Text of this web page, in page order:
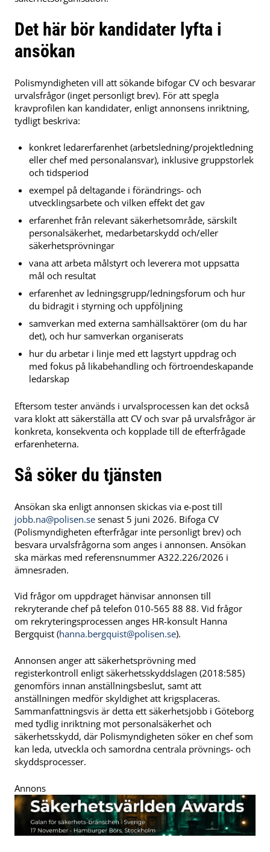
Det här bör kandidater lyfta i
ansökan
Polismyndigheten vill att sökande bifogar CV och besvarar
urvalsfrågor (inget personligt brev). För att spegla
kravprofilen kan kandidater, enligt annonsens inriktning,
tydligt beskriva:
konkret ledarerfarenhet (arbetsledning/projektledning
eller chef med personalansvar), inklusive gruppstorlek
och tidsperiod
exempel på deltagande i förändrings- och
utvecklingsarbete och vilken effekt det gav
erfarenhet från relevant säkerhetsområde, särskilt
personalsäkerhet, medarbetarskydd och/eller
säkerhetsprövningar
vana att arbeta målstyrt och leverera mot uppsatta
mål och resultat
erfarenhet av ledningsgrupp/ledningsforum och hur
du bidragit i styrning och uppföljning
samverkan med externa samhällsaktörer (om du har
det), och hur samverkan organiserats
hur du arbetar i linje med ett lagstyrt uppdrag och
med fokus på likabehandling och förtroendeskapande
ledarskap
Eftersom tester används i urvalsprocessen kan det också
vara klokt att säkerställa att CV och svar på urvalsfrågor är
konkreta, konsekventa och kopplade till de efterfrågade
erfarenheterna.
Så söker du tjänsten
Ansökan ska enligt annonsen skickas via e-post till
jobb.na@polisen.se senast 5 juni 2026. Bifoga CV
(Polismyndigheten efterfrågar inte personligt brev) och
besvara urvalsfrågorna som anges i annonsen. Ansökan
ska märkas med referensnummer A322.226/2026 i
ämnesraden.
Vid frågor om uppdraget hänvisar annonsen till
rekryterande chef på telefon 010-565 88 88. Vid frågor
om rekryteringsprocessen anges HR-konsult Hanna
Bergquist (hanna.bergquist@polisen.se).
Annonsen anger att säkerhetsprövning med
registerkontroll enligt säkerhetsskyddslagen (2018:585)
genomförs innan anställningsbeslut, samt att
anställningen medför skyldighet att krigsplaceras.
Sammanfattningsvis är detta ett säkerhetsjobb i Göteborg
med tydlig inriktning mot personalsäkerhet och
säkerhetsskydd, där Polismyndigheten söker en chef som
kan leda, utveckla och samordna centrala prövnings- och
skyddsprocesser.
Annons